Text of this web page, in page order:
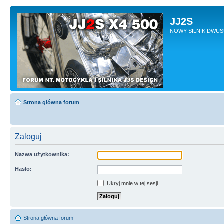
JJ2S
NOWY SILNIK
Strona główna forum
Zaloguj
Nazwa użytkownika:
Hasło:
Ukryj mnie w tej sesji
Strona główna forum